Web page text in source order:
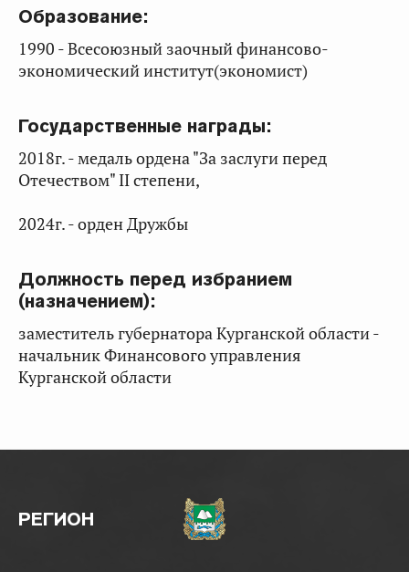
Образование:
1990 - Всесоюзный заочный финансово-
экономический институт(экономист)
Государственные награды:
2018г. - медаль ордена "За заслуги перед
Отечеством" II степени,
2024г. - орден Дружбы
Должность перед избранием
(назначением):
заместитель губернатора Курганской области -
начальник Финансового управления
Курганской области
РЕГИОН